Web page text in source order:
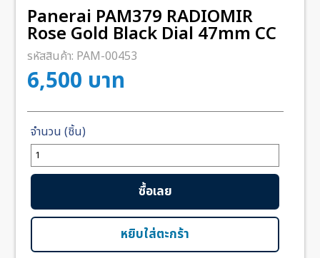
Panerai PAM379 RADIOMIR
Rose Gold Black Dial 47mm CC
รหัสสินค้า: PAM-00453
6,500 บาท
จำนวน
Panerai
PAM379
Rose
Black
หยิบใส่ตะกร้า
ซื้อเลย